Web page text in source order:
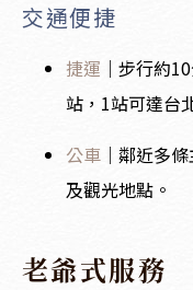
交通便捷
捷運 ｜步行約
站，1站可達台
公車 ｜鄰近多
及觀光地點。
老爺式服務